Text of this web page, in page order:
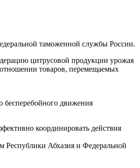
таможенной службы России.
цитрусовой продукции урожая
товаров, перемещаемых
движения
координировать действия
Республики Абхазия и Федеральной